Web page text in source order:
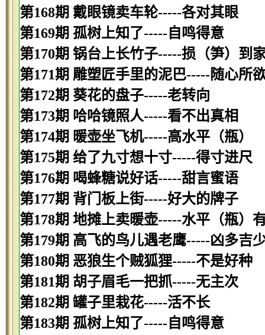
第168期 戴眼镜卖车轮-----各对其眼
第169期 孤树上知了-----自鸣得意
第170期 锅台上长竹子-----损（笋）到
第171期 雕塑匠手里的泥巴-----随心所
第172期 葵花的盘子-----老转向
第173期 哈哈镜照人-----看不出真相
第174期 暖壶坐飞机-----高水平（瓶）
第175期 给了九寸想十寸-----得寸进尺
第176期 喝蜂糖说好话-----甜言蜜语
第177期 背门板上街-----好大的牌子
第178期 地摊上卖暖壶-----水平（瓶）
第179期 高飞的鸟儿遇老鹰-----凶多吉
第180期 恶狼生个贼狐狸-----不是好种
第181期 胡子眉毛一把抓-----无主次
第182期 罐子里栽花-----活不长
第183期 孤树上知了-----自鸣得意